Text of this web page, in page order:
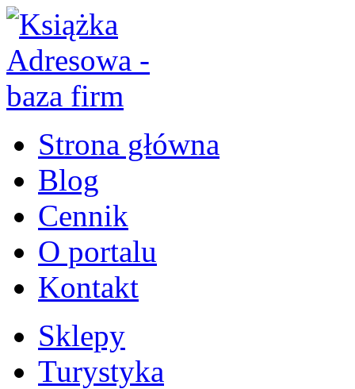
Strona główna
Blog
Cennik
O portalu
Kontakt
Sklepy
Turystyka